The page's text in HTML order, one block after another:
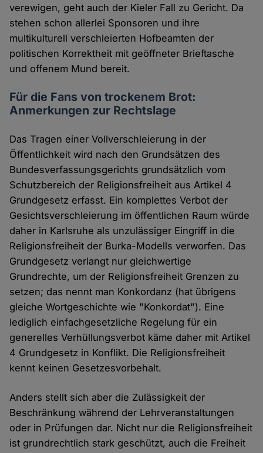
verewigen, geht auch der Kieler Fall zu Gericht. Da
stehen schon allerlei Sponsoren und ihre
multikulturell verschleierten Hofbeamten der
politischen Korrektheit mit geöffneter Brieftasche
und offenem Mund bereit.
Für die Fans von trockenem Brot:
Anmerkungen zur Rechtslage
Das Tragen einer Vollverschleierung in der
Öffentlichkeit wird nach den Grundsätzen des
Bundesverfassungsgerichts grundsätzlich vom
Schutzbereich der Religionsfreiheit aus Artikel 4
Grundgesetz erfasst. Ein komplettes Verbot der
Gesichtsverschleierung im öffentlichen Raum würde
daher in Karlsruhe als unzulässiger Eingriff in die
Religionsfreiheit der Burka-Modells verworfen. Das
Grundgesetz verlangt nur gleichwertige
Grundrechte, um der Religionsfreiheit Grenzen zu
setzen; das nennt man Konkordanz (hat übrigens
gleiche Wortgeschichte wie "Konkordat"). Eine
lediglich einfachgesetzliche Regelung für ein
generelles Verhüllungsverbot käme daher mit Artikel
4 Grundgesetz in Konflikt. Die Religionsfreiheit
kennt keinen Gesetzesvorbehalt.
Anders stellt sich aber die Zulässigkeit der
Beschränkung während der Lehrveranstaltungen
oder in Prüfungen dar. Nicht nur die Religionsfreiheit
ist grundrechtlich stark geschützt, auch die Freiheit